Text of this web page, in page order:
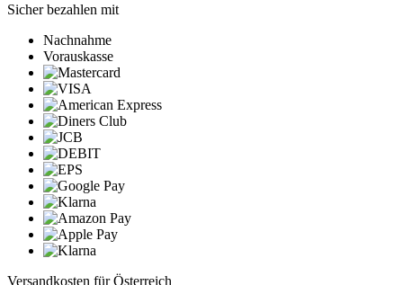
Sicher bezahlen mit
Nachnahme
Vorauskasse
Versandkosten für Österreich